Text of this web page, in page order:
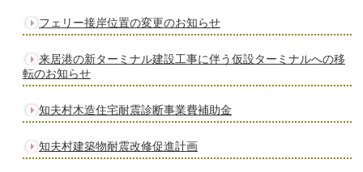
フェリー接岸位置の変更のお知らせ
来居港の新ターミナル建設工事に伴う仮設ターミナルへの移
転のお知らせ
知夫村木造住宅耐震診断事業費補助金
知夫村建築物耐震改修促進計画